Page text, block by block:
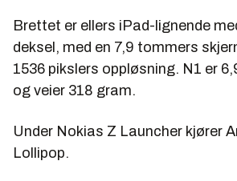
Brettet er ellers iPad-lignende
deksel, med en 7,9 tommers
1536 pikslers oppløsning. N1 er
og veier 318 gram.
Under Nokias Z Launcher kjører
Lollipop.